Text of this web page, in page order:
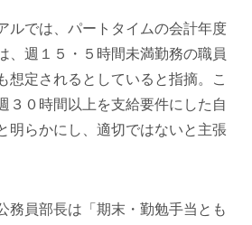
ルでは、パートタイムの会計年度
、週１５・５時間未満勤務の職員
想定されるとしていると指摘。こ
３０時間以上を支給要件にした自
明らかにし、適切ではないと主張
員部長は「期末・勤勉手当とも